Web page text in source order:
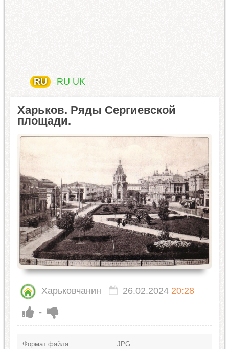
RU RU UK
Харьков. Ряды Сергиевской
площади.
Харьковчанин 26.02.2024 20:28
-
Формат файла
JPG